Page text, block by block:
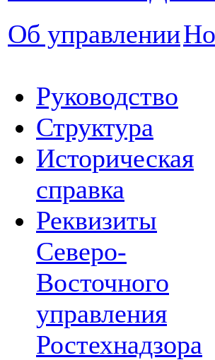
Об управлении
Руководство
Структура
Историческая
справка
Реквизиты
Северо-
Восточного
управления
Ростехнадзора